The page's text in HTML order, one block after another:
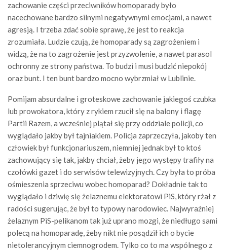
zachowanie części przeciwników homoparady było
nacechowane bardzo silnymi negatywnymi emocjami, a nawet
agresją. I trzeba zdać sobie sprawę, że jest to reakcja
zrozumiała. Ludzie czują, że homoparady są zagrożeniem i
widzą, że na to zagrożenie jest przyzwolenie, a nawet parasol
ochronny ze strony państwa. To budzi i musi budzić niepokój
oraz bunt. I ten bunt bardzo mocno wybrzmiał w Lublinie.
Pomijam absurdalne i groteskowe zachowanie jakiegoś czubka
lub prowokatora, który z rykiem rzucił się na balony i flagę
Partii Razem, a wcześniej plątał się przy oddziale policji, co
wyglądało jakby był tajniakiem. Policja zaprzeczyła, jakoby ten
człowiek był funkcjonariuszem, niemniej jednak był to ktoś
zachowujący się tak, jakby chciał, żeby jego występy trafiły na
czołówki gazet i do serwisów telewizyjnych. Czy była to próba
ośmieszenia sprzeciwu wobec homoparad? Dokładnie tak to
wyglądało i dziwię się żelaznemu elektoratowi PiS, który rżał z
radości sugerując, że był to typowy narodowiec. Najwyraźniej
żelaznym PiS-pelikanom tak już uprano mozgi, że niedługo sami
polecą na homoparadę, żeby nikt nie posądził ich o bycie
nietolerancyjnym ciemnogrodem. Tylko co to ma wspólnego z